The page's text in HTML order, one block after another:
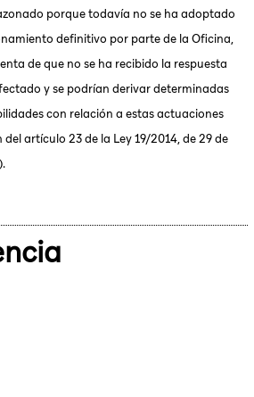
porque todavía no se ha adoptado
definitivo por parte de la Oficina,
de que no se ha recibido la respuesta
y se podrían derivar determinadas
con relación a estas actuaciones
artículo 23 de la Ley 19/2014, de 29 de